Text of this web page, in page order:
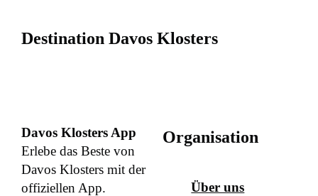
Destination Davos Klosters
Davos Klosters App
Erlebe das Beste von
Davos Klosters mit der
offiziellen App.
Organisation
Über uns